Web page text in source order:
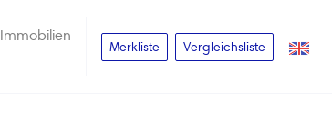
Immobilien
Merkliste Vergleichsliste